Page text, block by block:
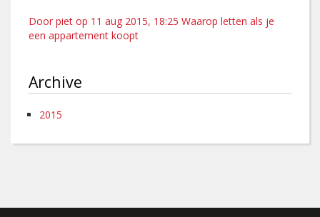
Door piet op 11 aug 2015, 18:25 Waarop letten als je
een appartement koopt
Archive
2015